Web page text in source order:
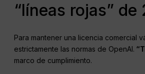
“líneas rojas” de
Para mantener una licencia comercial
estrictamente las normas de OpenAI.
marco de cumplimiento.